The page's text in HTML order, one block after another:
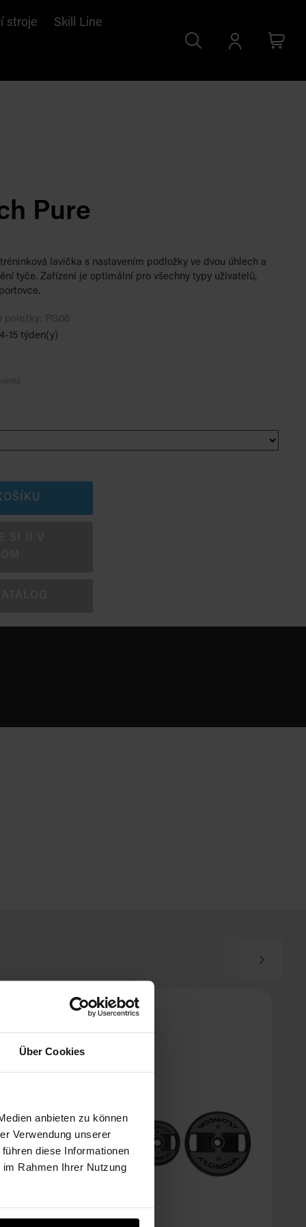
Über Cookies
anbieten zu können
Verwendung unserer
diese Informationen
Rahmen Ihrer Nutzung
stroje Skill Line
Search
Přihlásit
Cart
Pure
lavička s nastavením podložky ve dvou úhlech a
tyče. Zařízení je optimální pro všechny typy uživatelů,
položky:
PG06
15 týden(y)